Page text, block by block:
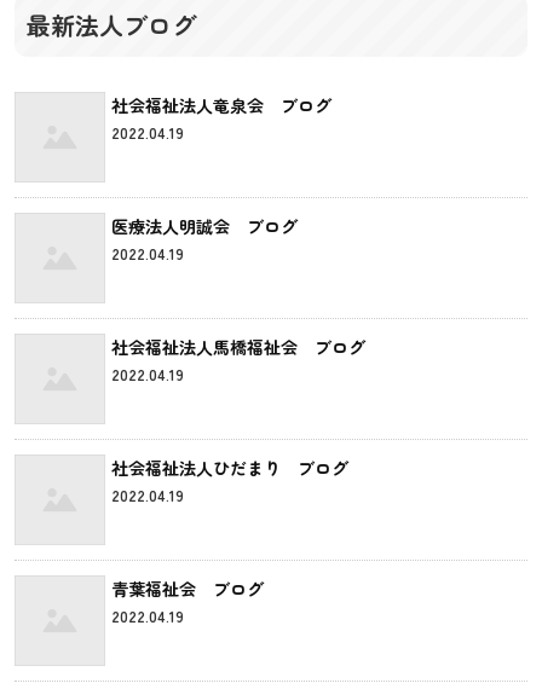
最新法人ブログ
社会福祉法人竜泉会 ブログ
2022.04.19
医療法人明誠会 ブログ
2022.04.19
社会福祉法人馬橋福祉会 ブログ
2022.04.19
社会福祉法人ひだまり ブログ
2022.04.19
青葉福祉会 ブログ
2022.04.19